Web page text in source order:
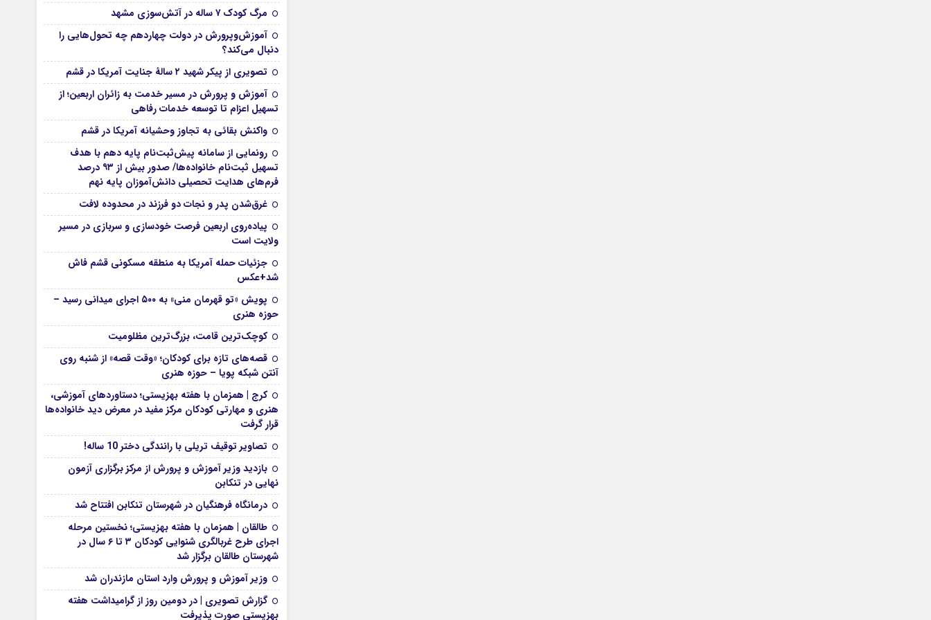
مرگ کودک ۷ ساله در آتش‌سوزی مشهد
آموزش‌وپرورش در دولت چهاردهم چه تحول‌هایی را
دنبال می‌کند؟
تصویری از پیکر شهید ۲ سالۀ جنایت آمریکا در قشم
آموزش و پرورش در مسیر خدمت به زائران اربعین؛ از
تسهیل اعزام تا توسعه خدمات رفاهی
واکنش بقائی به تجاوز وحشیانه آمریکا در قشم
رونمایی از سامانه پیش‌ثبت‌نام پایه دهم با هدف
تسهیل ثبت‌نام خانواده‌ها/ صدور بیش از ۹۳ درصد
فرم‌های هدایت تحصیلی دانش‌آموزان پایه نهم
غرق‌شدن پدر و نجات دو فرزند در محدوده لافت
پیاده‌روی اربعین فرصت خودسازی و سربازی در مسیر
ولایت است
جزئیات حمله آمریکا به منطقه مسکونی قشم فاش
شد+عکس
پویش «تو قهرمان منی» به ۵۰۰ اجرای میدانی رسید –
حوزه هنری
کوچک‌ترین قامت، بزرگ‌ترین مظلومیت
قصه‌های تازه برای کودکان؛ «وقت قصه» از شنبه روی
آنتن شبکه پویا – حوزه هنری
کرج | همزمان با هفته بهزیستی؛ دستاوردهای آموزشی،
هنری و مهارتی کودکان مرکز مفید در معرض دید خانواده‌ها
قرار گرفت
تصاویر توقیف تریلی با رانندگی دختر 10 ساله!
بازدید وزیر آموزش و پرورش از مرکز برگزاری آزمون
نهایی در تنکابن
درمانگاه فرهنگیان در شهرستان تنکابن افتتاح شد
طالقان | همزمان با هفته بهزیستی؛ نخستین مرحله
اجرای طرح غربالگری شنوایی کودکان ۳ تا ۶ سال در
شهرستان طالقان برگزار شد
وزیر آموزش و پرورش وارد استان مازندران شد
گزارش تصویری | در دومین روز از گرامیداشت هفته
بهزیستی صورت پذیرفت